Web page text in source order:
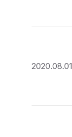
2020.08.01